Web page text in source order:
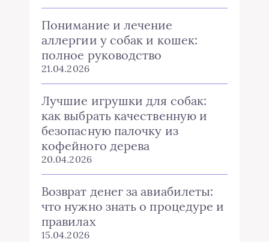
Понимание и лечение
аллергии у собак и кошек:
полное руководство
21.04.2026
Лучшие игрушки для собак:
как выбрать качественную и
безопасную палочку из
кофейного дерева
20.04.2026
Возврат денег за авиабилеты:
что нужно знать о процедуре и
правилах
15.04.2026